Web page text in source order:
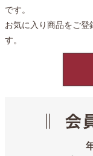
です。
お気に入り商品をご登
す。